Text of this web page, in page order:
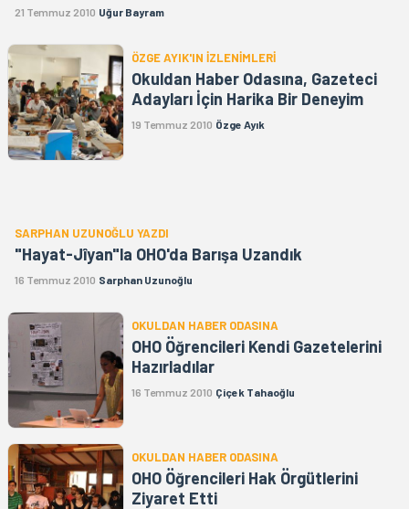
21 Temmuz 2010 Uğur Bayram
ÖZGE AYIK'IN İZLENİMLERİ
Okuldan Haber Odasına, Gazeteci
Adayları İçin Harika Bir Deneyim
19 Temmuz 2010 Özge Ayık
SARPHAN UZUNOĞLU YAZDI
"Hayat-Jîyan"la OHO'da Barışa Uzandık
16 Temmuz 2010 Sarphan Uzunoğlu
OKULDAN HABER ODASINA
OHO Öğrencileri Kendi Gazetelerini
Hazırladılar
16 Temmuz 2010 Çiçek Tahaoğlu
OKULDAN HABER ODASINA
OHO Öğrencileri Hak Örgütlerini
Ziyaret Etti